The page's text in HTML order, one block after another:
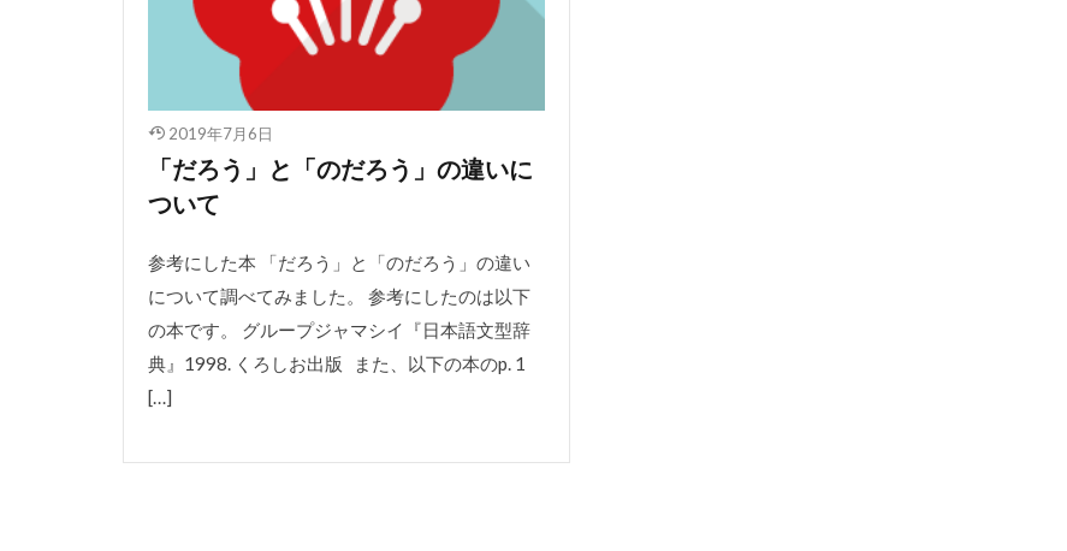
2019年7月6日
「だろう」と「のだろう」の違いに
ついて
参考にした本 「だろう」と「のだろう」の違い
について調べてみました。 参考にしたのは以下
の本です。 グループジャマシイ『日本語文型辞
典』1998. くろしお出版 また、以下の本のp. 1
[…]